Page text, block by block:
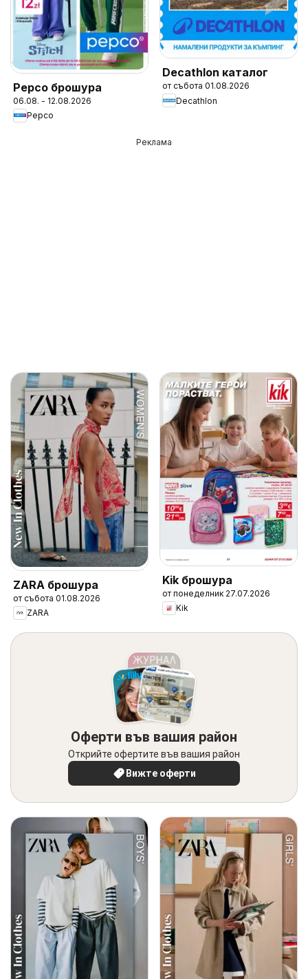
Pepco брошура
06.08. - 12.08.2026
Pepco
Decathlon каталог
от събота 01.08.2026
Decathlon
Реклама
ZARA брошура
от събота 01.08.2026
ZARA
Kik брошура
от понеделник 27.07.2026
Kik
Оферти във вашия район
Открийте офертите във вашия район
Вижте оферти